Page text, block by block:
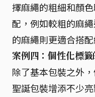
擇麻繩的粗細和顏
配，例如較粗的麻
的麻繩則更適合搭
案例四：個性化標
除了基本包裝之外
聖誕包裝增添不少